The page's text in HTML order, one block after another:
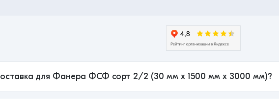
для Фанера ФСФ сорт 2/2 (30 мм x 1500 мм x 3000 мм)?